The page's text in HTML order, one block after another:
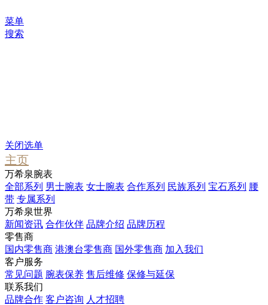
菜单
搜索
关闭选单
主页
万希泉腕表
全部系列 男士腕表 女士腕表 合作系列 民族系列 宝石系列 腰
带 专属系列
万希泉世界
新闻资讯 合作伙伴 品牌介绍 品牌历程
零售商
国内零售商 港澳台零售商 国外零售商 加入我们
客户服务
常见问题 腕表保养 售后维修 保修与延保
联系我们
品牌合作 客户咨询 人才招聘